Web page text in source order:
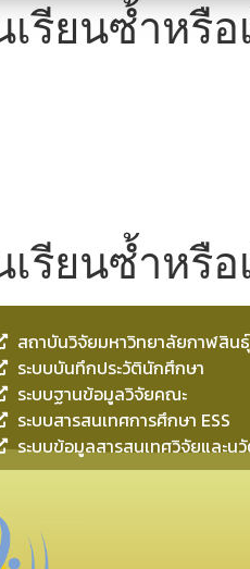
รียนซ้ำหรื
รียนซ้ำหรื
สถาบันวิจัยมหาวิทยาลัยกาฬสินธุ์
ระบบบันทึกประวัตินักศึกษา
ระบบฐานข้อมูลวิจัยคณะ
ระบบสารสนเทศการศึกษา ESS
ระบบข้อมูลสารสนเทศวิจัยและน